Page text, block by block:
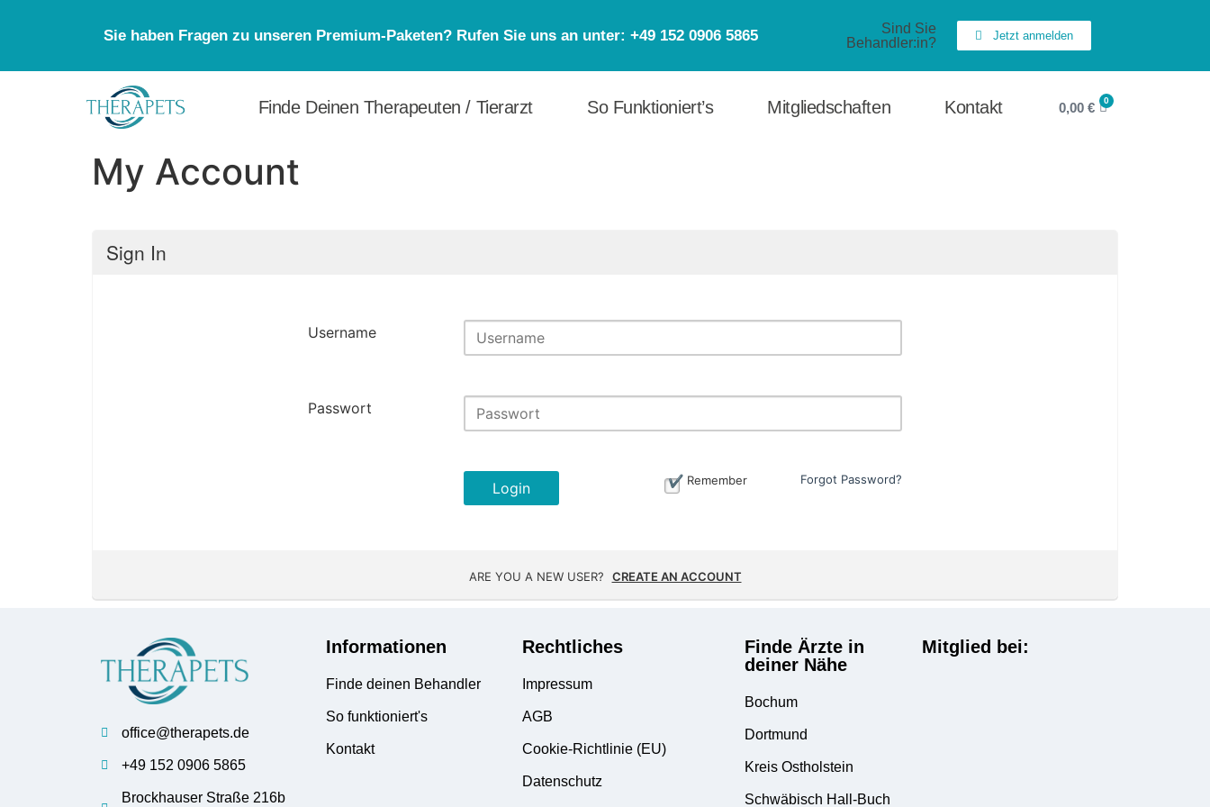
Sie haben Fragen zu unseren Premium-Paketen? Rufen Sie uns an unter: +49 152 0906 5865
Sind Sie
Behandler:in?
Jetzt anmelden
Finde Deinen Therapeuten / Tierarzt So Funktioniert’s Mitgliedschaften Kontakt 0,00€ 0
My Account
Sign In
Username
Passwort
Login Remember Forgot Password?
ARE YOU A NEW USER? CREATE AN ACCOUNT
office@therapets.de
+49 152 0906 5865
Brockhauser Straße 216b
Informationen
Finde deinen Behandler
So funktioniert's
Kontakt
Rechtliches
Impressum
AGB
Cookie-Richtlinie (EU)
Datenschutz
Finde Ärzte in
deiner Nähe
Bochum
Dortmund
Kreis Ostholstein
Schwäbisch Hall-Buch
Mitglied bei: